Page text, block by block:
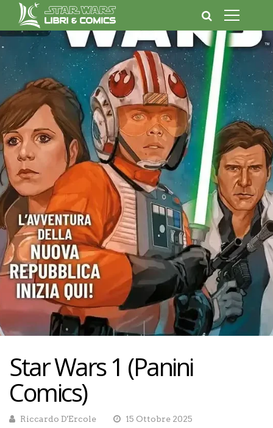
Star Wars 1 (Panini
Comics)
Riccardo D'Ercole
15 Ottobre 2025